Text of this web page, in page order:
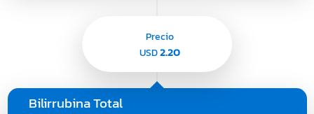
Bilirrubina Total
Precio
USD2.20